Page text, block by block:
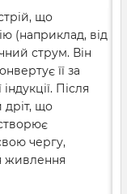
що
(наприклад, від
струм. Він
її за
Після
дріт, що
чергу,
живлення